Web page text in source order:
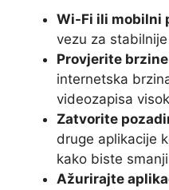
Wi-Fi ili mobilni
vezu za
Provjerite brzine
internetska
videozapisa
Zatvorite
druge aplikacije
kako biste
Ažurirajte